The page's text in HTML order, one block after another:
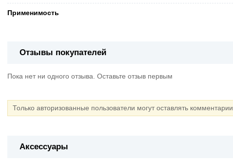
Применимость
Отзывы покупателей
Пока нет ни одного отзыва. Оставьте отзыв первым
Только авторизованные пользователи могут оставлять комментарии
Аксессуары